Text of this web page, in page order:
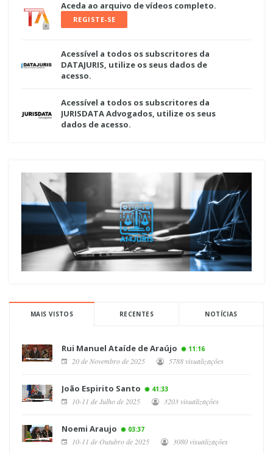
Aceda ao arquivo de vídeos completo.
REGISTE-SE
Acessível a todos os subscritores da
DATAJURIS, utilize os seus dados de
acesso.
Acessível a todos os subscritores da
JURISDATA Advogados, utilize os seus
dados de acesso.
MAIS VISTOS RECENTES NOTÍCIAS
Rui Manuel Ataíde de Araújo 11:16
20 de Novembro de 2025 5788 visualizações
João Espirito Santo 41:33
10-11 de Julho de 2025 3203 visualizações
Noemi Araujo 03:37
10-11 de Outubro de 2025 3080 visualizações